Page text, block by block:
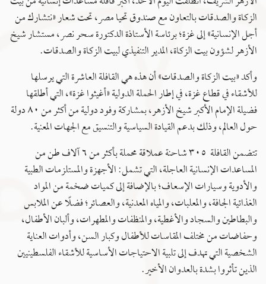
الزكاة والصدقات بالتعاون مع صندوق تحيا مصر، تحت شعار «نتشارك من
أجل الإنسانية» إلى غزة؛ برئاسة الأستاذة الدكتورة سحر نصر، مستشار شيخ
الأزهر لشؤون بيت الزكاة، المدير التنفيذي لبيت الزكاة والصدقات.
وأكد «بيت الزكاة والصدقات» أن هذه هي القافلة العاشرة التي يرسلها
للأشقاء في قطاع غزة، في إطار الحملة الدولية «أغيثوا غزة»، التي أطلقها
فضيلة الإمام الأكبر شيخ الأزهر، بمشاركة وفود دولية من أكثر من ٨٠ دولة
حول العالم، وذلك بدعم القيادة السياسية والتنسيق مع الجهات المعنية.
تتضمن القافلة ٣٠٥ شاحنة عملاقة محملة بأكثر من ٦ آلاف طن من
المساعدات الإنسانية العاجلة، التي تشمل: الأجهزة والمستلزمات الطبية
والأدوية وسيارات الإسعاف؛ بالإضافة إلى كميات ضخمة من المواد
الغذائية الجافة، والمعلبات، والمياه المعدنية، والعصائر؛ فضلًا عن الملابس
والبطاطين والسجاد والأغطية، والمنظفات والمطهرات، وألبان الأطفال،
وحفاضات من مختلف المقاسات للأطفال وكبار السن، وأدوات العناية
الشخصية التي تهدف إلى تلبية الاحتياجات الأساسية للأشقاء الفلسطينيين
الذين تأثروا بشدة بالعدوان الأخير.